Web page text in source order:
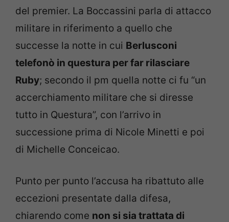
del premier. La Boccassini parla di attacco
militare in riferimento a quello che
successe la notte in cui Berlusconi
telefonò in questura per far rilasciare
Ruby; secondo il pm quella notte ci fu “un
accerchiamento militare che si diresse
tutto in Questura”, con l’arrivo in
successione prima di Nicole Minetti e poi
di Michelle Conceicao.
Punto per punto l’accusa ha ribattuto alle
eccezioni presentate dalla difesa,
chiarendo come non si sia trattata di